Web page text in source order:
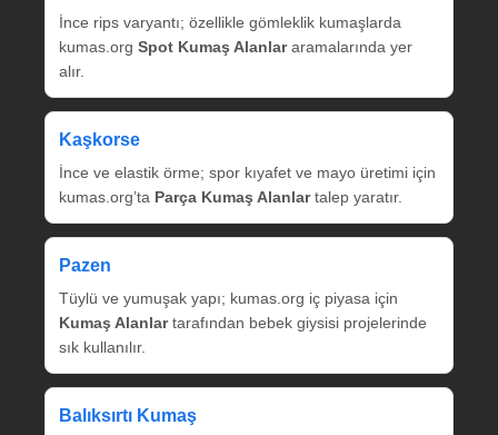
İnce rips varyantı; özellikle gömleklik kumaşlarda
kumas.org Spot Kumaş Alanlararamalarında yer
alır.
Kaşkorse
İnce ve elastik örme; spor kıyafet ve mayo üretimi için
kumas.org’ta Parça Kumaş Alanlartalep yaratır.
Pazen
Tüylü ve yumuşak yapı; kumas.org iç piyasa için
Kumaş Alanlartarafından bebek giysisi projelerinde
sık kullanılır.
Balıksırtı Kumaş